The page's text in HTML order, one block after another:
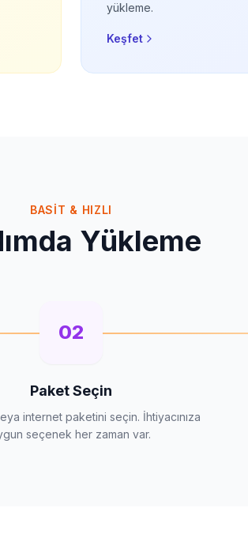
yükleme.
Keşfet
BASIT & HIZLI
Yükleme
02
Paket Seçin
internet paketini seçin. İhtiyacınıza
seçenek her zaman var.